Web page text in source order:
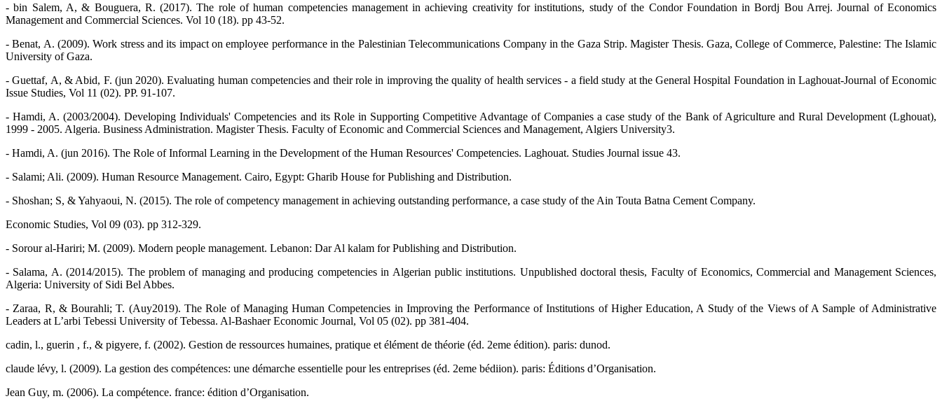
- bin Salem, A, & Bouguera, R. (2017). The role of human competencies management in achieving creativity for institutions, study of the Condor Foundation in Bordj Bou Arrej. Journal of Economics
Management and Commercial Sciences. Vol 10 (18). pp 43-52.
- Benat, A. (2009). Work stress and its impact on employee performance in the Palestinian Telecommunications Company in the Gaza Strip. Magister Thesis. Gaza, College of Commerce, Palestine: The Islamic
University of Gaza.
- Guettaf, A, & Abid, F. (jun 2020). Evaluating human competencies and their role in improving the quality of health services - a field study at the General Hospital Foundation in Laghouat-Journal of Economic
Issue Studies, Vol 11 (02). PP. 91-107.
- Hamdi, A. (2003/2004). Developing Individuals' Competencies and its Role in Supporting Competitive Advantage of Companies a case study of the Bank of Agriculture and Rural Development (Lghouat),
1999 - 2005. Algeria. Business Administration. Magister Thesis. Faculty of Economic and Commercial Sciences and Management, Algiers University3.
- Hamdi, A. (jun 2016). The Role of Informal Learning in the Development of the Human Resources' Competencies. Laghouat. Studies Journal issue 43.
- Salami; Ali. (2009). Human Resource Management. Cairo, Egypt: Gharib House for Publishing and Distribution.
- Shoshan; S, & Yahyaoui, N. (2015). The role of competency management in achieving outstanding performance, a case study of the Ain Touta Batna Cement Company.
Economic Studies, Vol 09 (03). pp 312-329.
- Sorour al-Hariri; M. (2009). Modern people management. Lebanon: Dar Al kalam for Publishing and Distribution.
- Salama, A. (2014/2015). The problem of managing and producing competencies in Algerian public institutions. Unpublished doctoral thesis, Faculty of Economics, Commercial and Management Sciences,
Algeria: University of Sidi Bel Abbes.
- Zaraa, R, & Bourahli; T. (Auy2019). The Role of Managing Human Competencies in Improving the Performance of Institutions of Higher Education, A Study of the Views of A Sample of Administrative
Leaders at L’arbi Tebessi University of Tebessa. Al-Bashaer Economic Journal, Vol 05 (02). pp 381-404.
cadin, l., guerin , f., & pigyere, f. (2002). Gestion de ressources humaines, pratique et élément de théorie (éd. 2eme édition). paris: dunod.
claude lévy, l. (2009). La gestion des compétences: une démarche essentielle pour les entreprises (éd. 2eme bédiion). paris: Éditions d’Organisation.
Jean Guy, m. (2006). La compétence. france: édition d’Organisation.